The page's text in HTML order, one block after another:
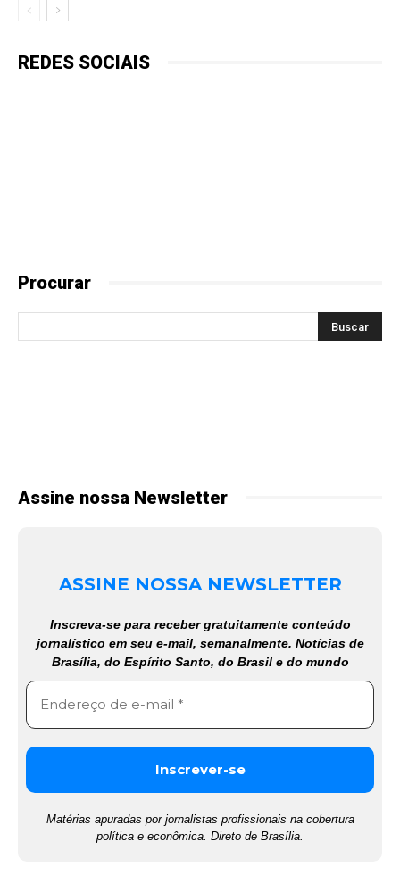
REDES SOCIAIS
Procurar
Assine nossa Newsletter
ASSINE NOSSA NEWSLETTER
Inscreva-se para receber gratuitamente conteúdo
jornalístico em seu e-mail, semanalmente. Notícias de
Brasília, do Espírito Santo, do Brasil e do mundo
Matérias apuradas por jornalistas profissionais na cobertura
política e econômica. Direto de Brasília.